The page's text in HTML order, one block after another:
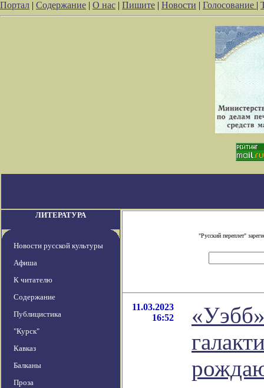
Портал | Содержание | О нас | Пишите | Новости | Голосование |
ЛИТЕРАТУРА
Новости русской культуры
Афиша
К читателю
Содержание
Публицистика
"Курск"
Кавказ
Балканы
Проза
"Русский переплет"
11.03.2023
16:52